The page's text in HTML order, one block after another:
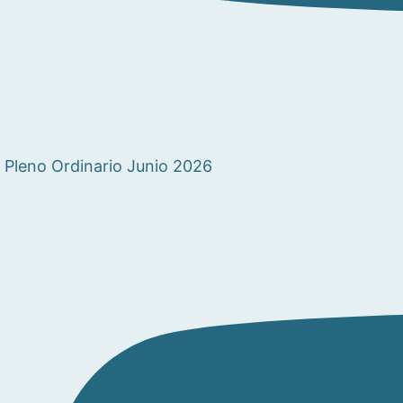
Pleno Ordinario Junio 2026